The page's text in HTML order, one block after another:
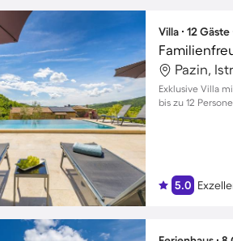
Villa ∙ 12
Pazin,
Exklusive Villa
bis zu 12
5.0